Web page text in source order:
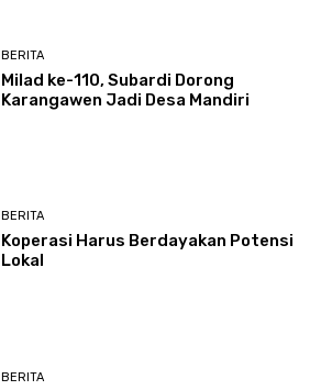
BERITA
Milad ke-110, Subardi Dorong
Karangawen Jadi Desa Mandiri
BERITA
Koperasi Harus Berdayakan Potensi
Lokal
BERITA